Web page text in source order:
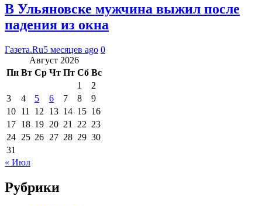
В Ульяновске мужчина выжил после
падения из окна
Газета.Ru5 месяцев ago 0
Август 2026
Пн Вт Ср Чт Пт Сб Вс
1
2
3
4 5 6 7 8
9
10 11 12 13 14 15 16
17 18 19 20 21 22 23
24 25 26 27 28 29 30
31
« Июл
Рубрики